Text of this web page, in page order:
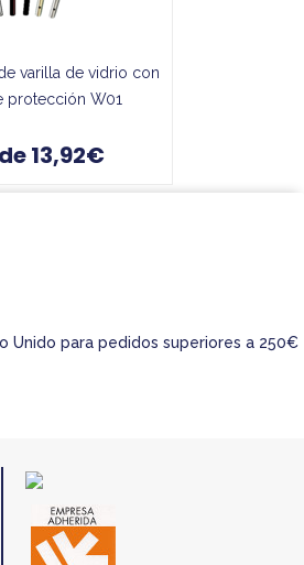
varilla de vidrio con
protección W01
13,92€
Unido para pedidos superiores a 250€